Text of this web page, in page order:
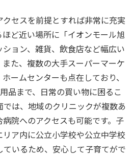
セスを前提とすれば非常に充実
ど近い場所に「イオンモール旭
ョン、雑貨、飲食店など幅広い
た、複数の大手スーパーマーケ
ームセンターも点在しており、
品まで、日常の買い物に困るこ
は、地域のクリニックが複数あ
院へのアクセスも可能です。子
ア内に公立小学校や公立中学校
いるため、安心して子育てがで